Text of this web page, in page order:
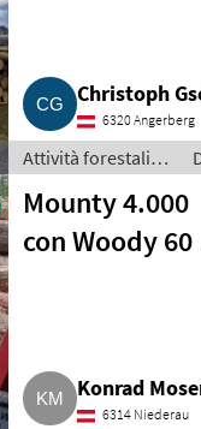
Mostra
risultati
Christoph
6320 Angerberg
Attività forestali e
lavorazione del
legno / Impianti a
fune per esbosco
Mounty 4.000
con Woody 60
Konrad
6314 Niederau